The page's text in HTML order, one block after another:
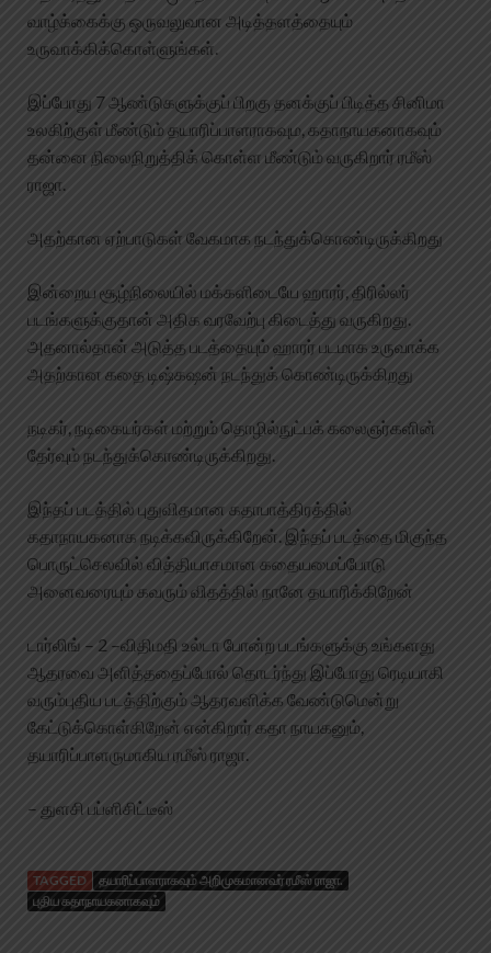
வாழ்க்கைக்கு ஒருவலுவான அடித்தளத்தையும்
உருவாக்கிக்கொள்ளுங்கள்.
இப்போது 7 ஆண்டுகளுக்குப் பிறகு தனக்குப் பிடித்த சினிமா
உலகிற்குள் மீண்டும் தயாரிப்பாளராகவும, கதாநாயகனாகவும்
தன்னை நிலைநிறுத்திக் கொள்ள மீண்டும் வருகிறார் ரமீஸ்
ராஜா.
அதற்கான ஏற்பாடுகள் வேகமாக நடந்துக்கொண்டிருக்கிறது
இன்றைய சூழ்நிலையில் மக்களிடையே ஹாரர், திரில்லர்
படங்களுக்குதான் அதிக வரவேற்பு கிடைத்து வருகிறது.
அதனால்தான் அடுத்த படத்தையும் ஹாரர் படமாக உருவாக்க
அதற்கான கதை டிஷ்கஷன் நடந்துக் கொண்டிருக்கிறது
நடிகர், நடிகையர்கள் மற்றும் தொழில்நுட்பக் கலைஞர்களின்
தேர்வும் நடந்துக்கொண்டிருக்கிறது.
இந்தப் படத்தில் புதுவிதமான கதாபாத்திரத்தில்
கதாநாயகனாக நடிக்கவிருக்கிறேன். இந்தப் படத்தை மிகுந்த
பொருட்செலவில் வித்தியாசமான கதையமைப்போடு
அனைவரையும் கவரும் விதத்தில் நானே தயாரிக்கிறேன்
டார்லிங் – 2 –விதிமதி உல்டா போன்ற படங்களுக்கு உங்களது
ஆதரவை அளித்ததைப்போல் தொடர்ந்து இப்போது ரெடியாகி
வரும்புதிய படத்திற்கும் ஆதரவளிக்க வேண்டுமென்று
கேட்டுக்கொள்கிறேன் என்கிறார் கதா நாயகனும்,
தயாரிப்பாளருமாகிய ரமீஸ் ராஜா.
– துளசி பப்ளிசிட்டீஸ்
TAGGED
தயாரிப்பாளராகவும் அறிமுகமானவர் ரமீஸ் ராஜா.
புதிய கதாநாயகனாகவும்